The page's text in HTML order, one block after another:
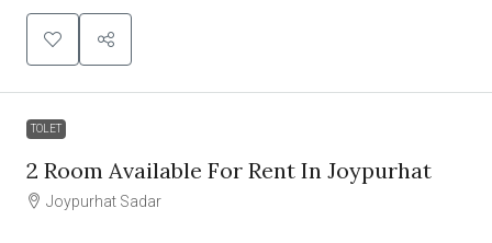
TOLET
2 Room Available For Rent In Joypurhat
Joypurhat Sadar